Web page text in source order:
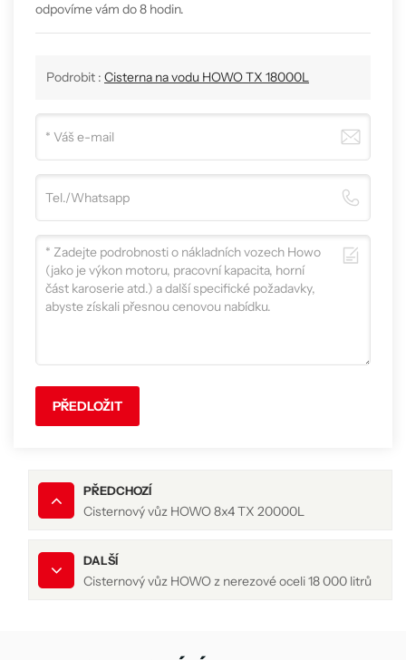
odpovíme vám do 8 hodin.
Podrobit : Cisterna na vodu HOWO TX 18000L
PŘEDLOŽIT
PŘEDCHOZÍ
Cisternový vůz HOWO 8x4 TX 20000L
DALŠÍ
Cisternový vůz HOWO z nerezové oceli 18 000 litrů